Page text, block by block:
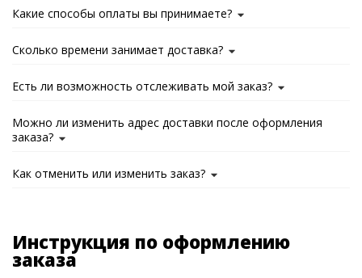
Какие способы оплаты вы принимаете?
Сколько времени занимает доставка?
Есть ли возможность отслеживать мой заказ?
Можно ли изменить адрес доставки после оформления
заказа?
Как отменить или изменить заказ?
Инструкция по оформлению
заказа